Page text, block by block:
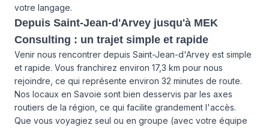
votre langage.
Depuis Saint-Jean-d'Arvey jusqu'à MEK
Consulting : un trajet simple et rapide
Venir nous rencontrer depuis Saint-Jean-d'Arvey est simple
et rapide. Vous franchirez environ 17,3 km pour nous
rejoindre, ce qui représente environ 32 minutes de route.
Nos locaux en Savoie sont bien desservis par les axes
routiers de la région, ce qui facilite grandement l'accès.
Que vous voyagiez seul ou en groupe (avec votre équipe